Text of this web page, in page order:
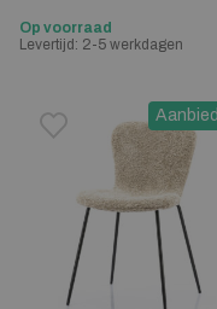
Op voorraad
Levertijd: 2-5 werkdagen
Toevoegen aan
Verwijderen van